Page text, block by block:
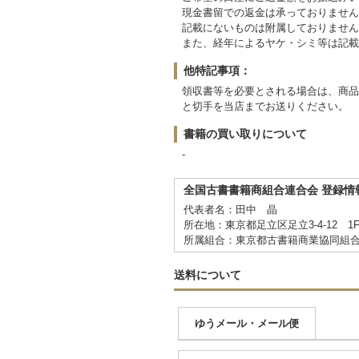
現金書留での返金は承っておりませ
記載にないものは附属しておりませ
また、経年によるヤケ・シミ等は記
他特記事項：
領収書等を必要とされる場合は、商
と切手を当店までお送りください。
書籍の買い取りについて
-
全国古書書籍商組合連合会 登録情
代表者名：田中 晶
所在地：東京都足立区足立3-4-12
所属組合：東京都古書籍商業協同組
送料について
ゆうメール・メール便